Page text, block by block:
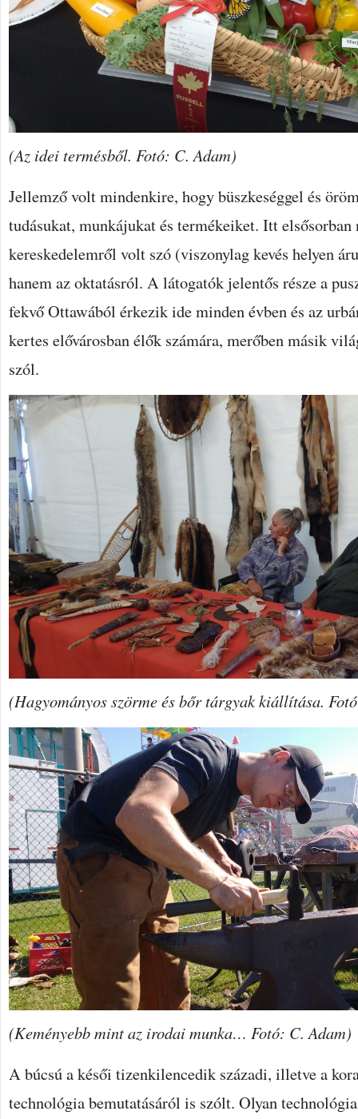
(Az idei termésből. Fotó: C. Adam)
Jellemző volt mindenkire, hogy büszkeséggel és
tudásukat, munkájukat és termékeiket. Itt elsősorban
kereskedelemről volt szó (viszonylag kevés helyen
hanem az oktatásról. A látogatók jelentős része a
fekvő Ottawából érkezik ide minden évben és az
kertes elővárosban élők számára, merőben másik
szól.
(Hagyományos szörme és bőr tárgyak kiállítása.
(Keményebb mint az irodai munka… Fotó: C. Adam)
A búcsú a késői tizenkilencedik századi, illetve a
technológia bemutatásáról is szólt. Olyan